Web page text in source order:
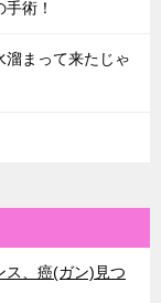
術！
まって来たじゃ
ス、癌(ガン)見つ